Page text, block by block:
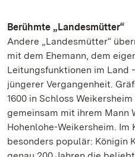
Berühmte „Landesmütter“
Andere „Landesmütter“
mit dem Ehemann, dem
Leitungsfunktionen im Land
jüngerer Vergangenheit.
1600 in Schloss
gemeinsam mit ihrem Mann
Hohenlohe-Weikersheim.
besonders populär: Königin